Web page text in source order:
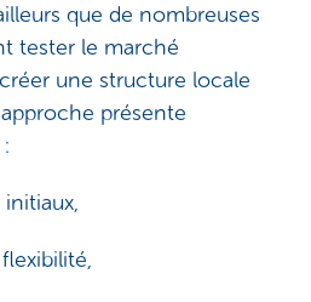
que de nombreuses
tester le marché
une structure locale
présente